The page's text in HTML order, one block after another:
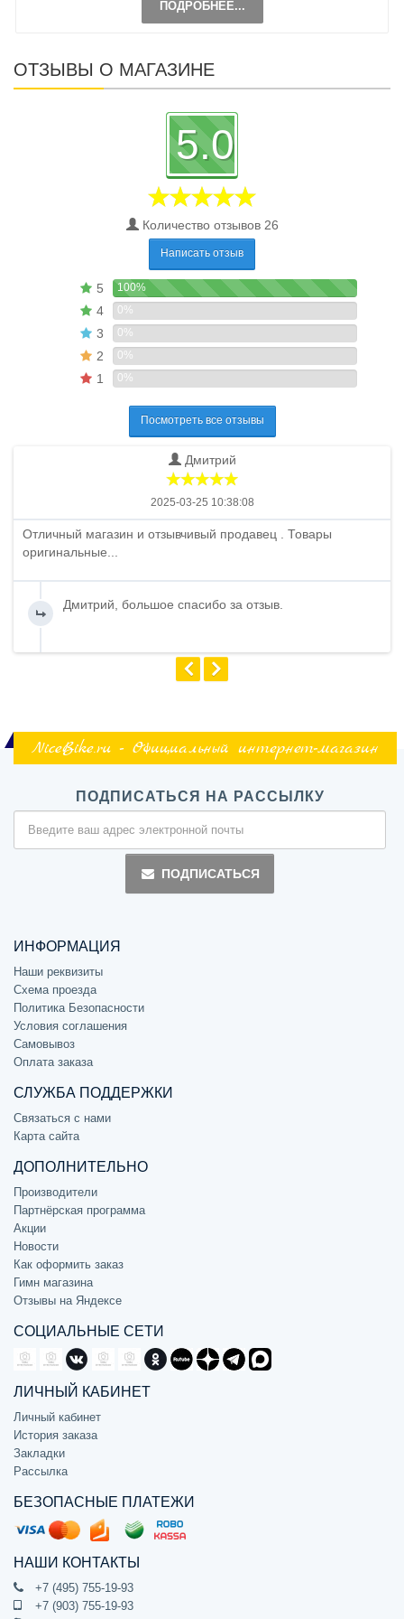
ПОДРОБНЕЕ...
ОТЗЫВЫ О МАГАЗИНЕ
5.0
Количество отзывов 26
Написать отзыв
5 100%
4 0%
3 0%
2 0%
1 0%
Посмотреть все отзывы
Дмитрий
2025-03-25 10:38:08
Отличный магазин и отзывчивый продавец . Товары
оригинальные...
Дмитрий, большое спасибо за отзыв.
NiceBike.ru - Официальный интернет-магазин
ПОДПИСАТЬСЯ НА РАССЫЛКУ
ПОДПИСАТЬСЯ
ИНФОРМАЦИЯ
Наши реквизиты
Схема проезда
Политика Безопасности
Условия соглашения
Самовывоз
Оплата заказа
СЛУЖБА ПОДДЕРЖКИ
Связаться с нами
Карта сайта
ДОПОЛНИТЕЛЬНО
Производители
Партнёрская программа
Акции
Новости
Как оформить заказ
Гимн магазина
Отзывы на Яндексе
СОЦИАЛЬНЫЕ СЕТИ
ЛИЧНЫЙ КАБИНЕТ
Личный кабинет
История заказа
Закладки
Рассылка
БЕЗОПАСНЫЕ ПЛАТЕЖИ
НАШИ КОНТАКТЫ
+7 (495) 755-19-93
+7 (903) 755-19-93